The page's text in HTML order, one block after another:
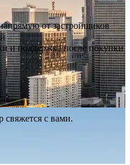
от застройщиков
и поддержка после покупки
свяжется с вами.